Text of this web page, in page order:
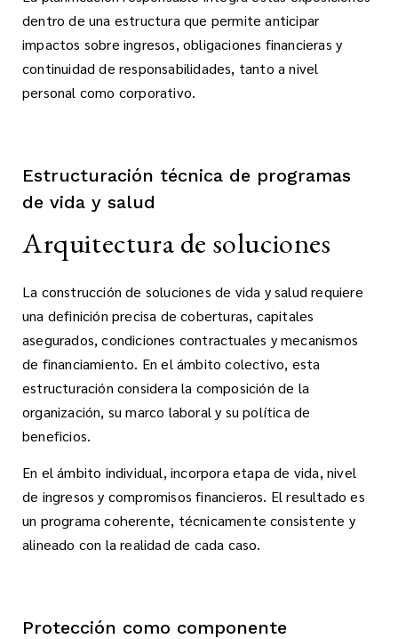
dentro de una estructura que permite anticipar
impactos sobre ingresos, obligaciones financieras y
continuidad de responsabilidades, tanto a nivel
personal como corporativo.
Estructuración técnica de programas
de vida y salud
Arquitectura de soluciones
La construcción de soluciones de vida y salud requiere
una definición precisa de coberturas, capitales
asegurados, condiciones contractuales y mecanismos
de financiamiento. En el ámbito colectivo, esta
estructuración considera la composición de la
organización, su marco laboral y su política de
beneficios.
En el ámbito individual, incorpora etapa de vida, nivel
de ingresos y compromisos financieros. El resultado es
un programa coherente, técnicamente consistente y
alineado con la realidad de cada caso.
Protección como componente